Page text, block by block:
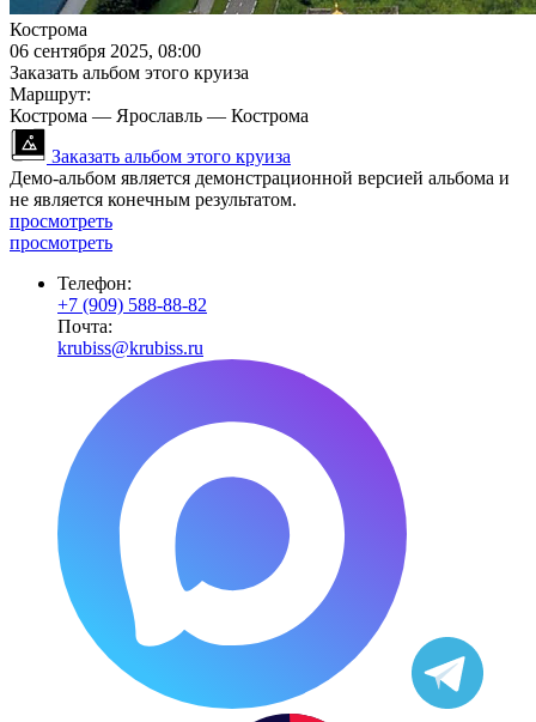
Кострома
06 сентября 2025, 08:00
Заказать альбом этого круиза
Маршрут:
Кострома — Ярославль — Кострома
Заказать альбом этого круиза
Демо-альбом является демонстрационной версией альбома и
не является конечным результатом.
просмотреть
просмотреть
Телефон:
+7 (909) 588-88-82
Почта:
krubiss@krubiss.ru